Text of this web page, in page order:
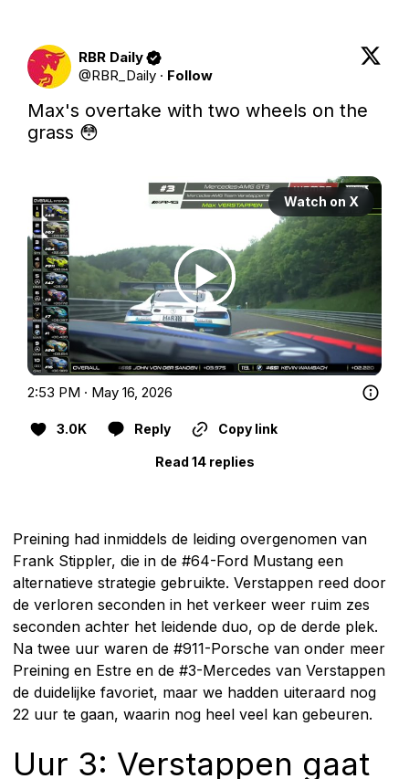
RBR Daily
@RBR_Daily · Follow
Max's overtake with two wheels on the
grass 😳
Watch on X
2:53 PM · May 16, 2026
3.0K Reply Copy link
Read 14 replies
Preining had inmiddels de leiding overgenomen van
Frank Stippler, die in de #64-Ford Mustang een
alternatieve strategie gebruikte. Verstappen reed door
de verloren seconden in het verkeer weer ruim zes
seconden achter het leidende duo, op de derde plek.
Na twee uur waren de #911-Porsche van onder meer
Preining en Estre en de #3-Mercedes van Verstappen
de duidelijke favoriet, maar we hadden uiteraard nog
22 uur te gaan, waarin nog heel veel kan gebeuren.
Uur 3: Verstappen gaat